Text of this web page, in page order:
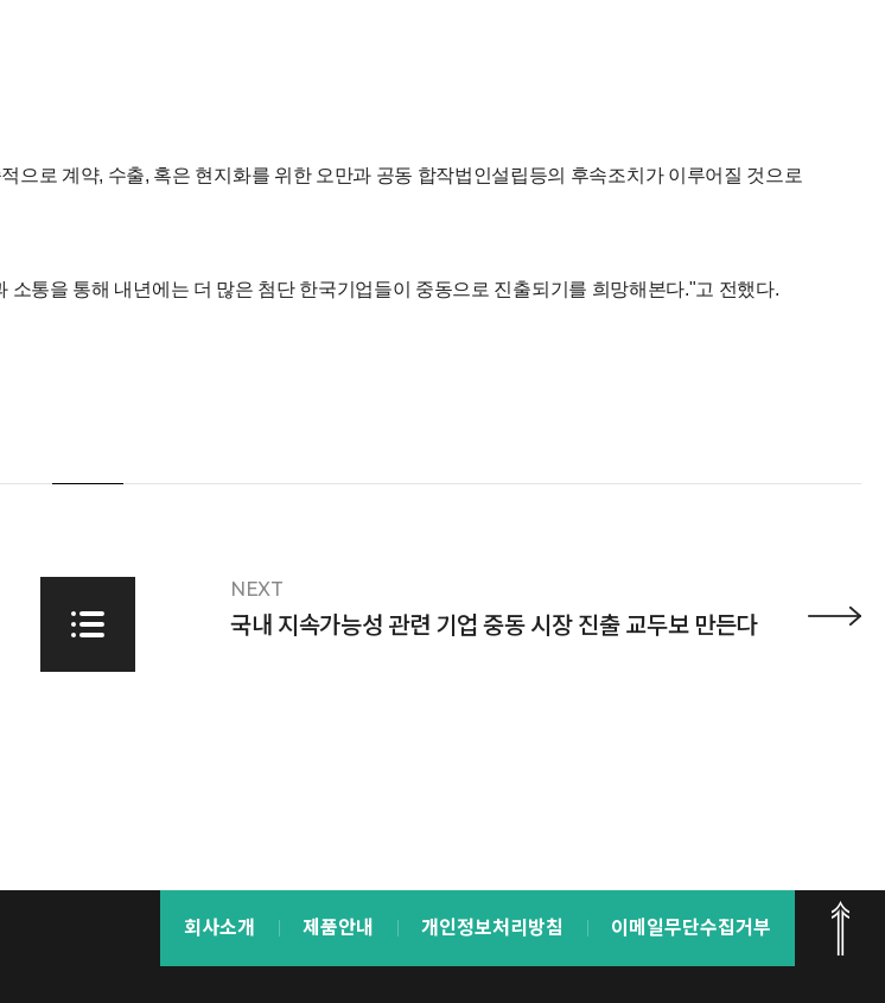
로 계약, 수출, 혹은 현지화를 위한 오만과 공동 합작법인설립등의 후속조치가 이루어질 것으로
통을 통해 내년에는 더 많은 첨단 한국기업들이 중동으로 진출되기를 희망해본다."고 전했다.
NEXT
국내 지속가능성 관련 기업 중동 시장 진출 교두보 만든다
회사소개 제품안내 개인정보처리방침 이메일무단수집거부